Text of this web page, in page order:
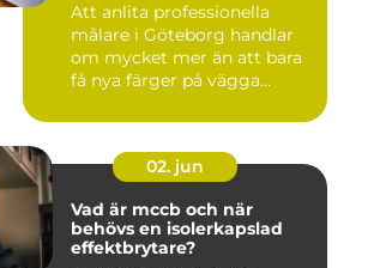
Att anlita professionella
målare i Göteborg handlar
om mycket mer än att bara
få nya färger på vägga...
02. jun
Vad är mccb och när
behövs en isolerkapslad
effektbrytare?